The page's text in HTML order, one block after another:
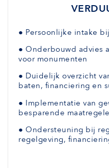
● Persoonlijke intake
● Onderbouwd advies
voor monumenten
● Duidelijk overzicht
baten, financiering en
● Implementatie van
besparende
● Ondersteuning bij
regelgeving,